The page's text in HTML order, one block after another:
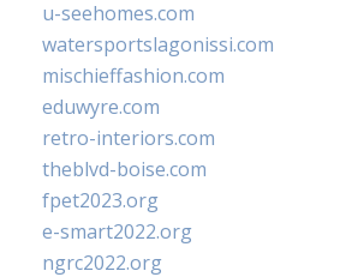
u-seehomes.com
watersportslagonissi.com
mischieffashion.com
eduwyre.com
retro-interiors.com
theblvd-boise.com
fpet2023.org
e-smart2022.org
ngrc2022.org